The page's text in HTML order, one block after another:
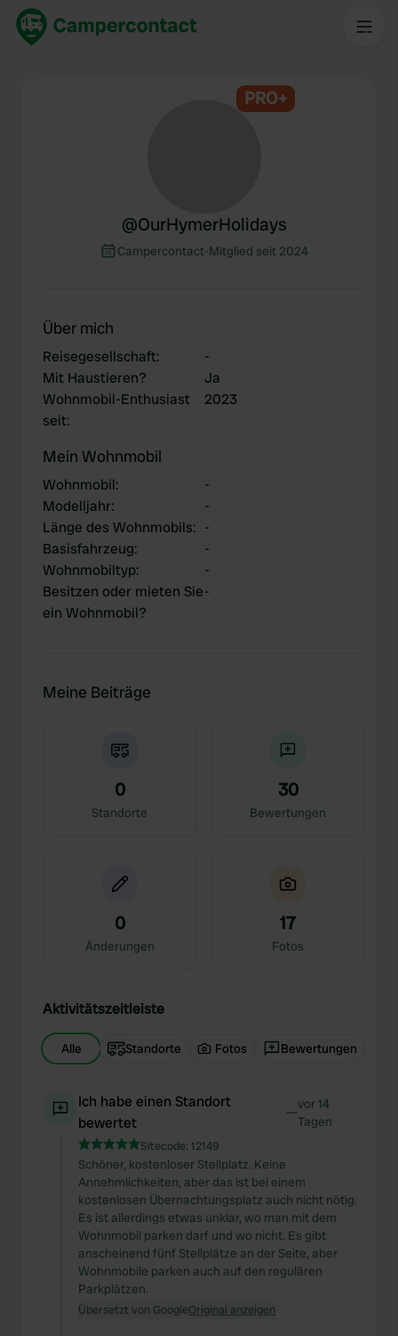
PRO+
@OurHymerHolidays
Campercontact-Mitglied seit 2024
Über mich
Reisegesellschaft:
-
Mit Haustieren?
Ja
Wohnmobil-Enthusiast
seit:
2023
Mein Wohnmobil
Wohnmobil:
-
Modelljahr:
-
Länge des Wohnmobils: -
Basisfahrzeug:
-
Wohnmobiltyp:
-
Besitzen oder mieten Sie
ein Wohnmobil?
-
Meine Beiträge
0
Standorte
30
Bewertungen
0
Änderungen
17
Fotos
Aktivitätszeitleiste
Alle Standorte Fotos Bewertungen
Ich habe einen Standort
bewertet
—vor 14
Tagen
Sitecode: 12149
Schöner, kostenloser Stellplatz. Keine
Annehmlichkeiten, aber das ist bei einem
kostenlosen Übernachtungsplatz auch nicht nötig.
Es ist allerdings etwas unklar, wo man mit dem
Wohnmobil parken darf und wo nicht. Es gibt
anscheinend fünf Stellplätze an der Seite, aber
Wohnmobile parken auch auf den regulären
Parkplätzen.
Übersetzt von GoogleOriginal anzeigen